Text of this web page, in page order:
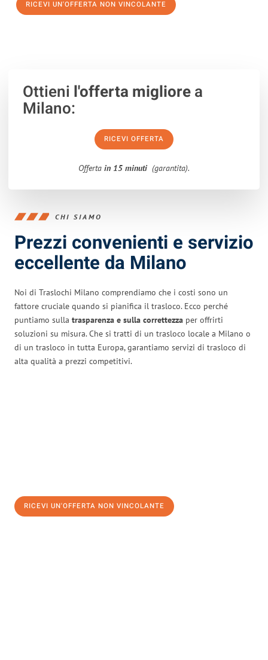
RICEVI UN'OFFERTA NON VINCOLANTE
Ottieni l'offerta migliorea
Milano:
RICEVI OFFERTA
Offerta in 15 minuti (garantita).
CHI SIAMO
Prezzi convenienti e servizio
eccellente da Milano
Noi di Traslochi Milano comprendiamo che i costi sono un
fattore cruciale quando si pianifica il trasloco. Ecco perché
puntiamo sulla trasparenza e sulla correttezza per offrirti
soluzioni su misura. Che si tratti di un trasloco locale a Milano o
di un trasloco in tutta Europa, garantiamo servizi di trasloco di
alta qualità a prezzi competitivi.
RICEVI UN'OFFERTA NON VINCOLANTE